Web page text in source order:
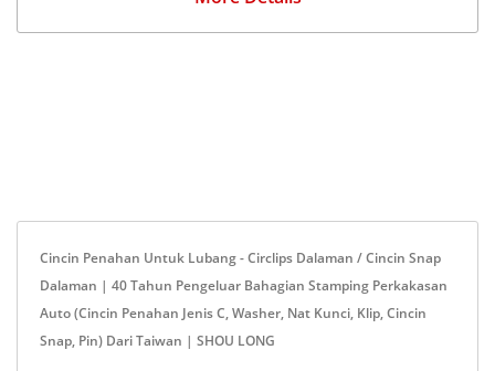
Cincin Penahan Untuk Lubang - Circlips Dalaman / Cincin Snap
Dalaman | 40 Tahun Pengeluar Bahagian Stamping Perkakasan
Auto (cincin Penahan Jenis C, Washer, Nat Kunci, Klip, Cincin
Snap, Pin) Dari Taiwan | SHOU LONG